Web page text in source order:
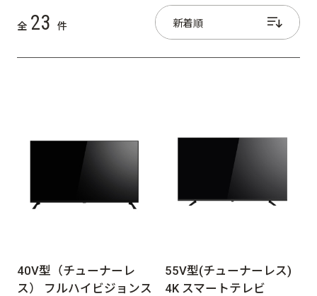
全 23 件
40V型（チューナーレ
ス） フルハイビジョンス
55V型(チューナーレス)
4K スマートテレビ